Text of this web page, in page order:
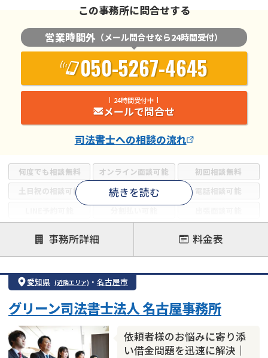
何度でも相談無料 オンライン面談可能
初回相談無料
土日祝の相談可能
19時以降電話可能
電話相談可能
借金返済相談・交渉
自己破産
任意整理
個人再生
時効援用
会社破産・法人破産
住宅ローン
消費者金融・サラ金
カードローン
闇金 奨学金
続きを読む
この事務所に問合せする
営業時間外 （メール問合せなら24時間受付）
050-5267-4645
24時間受付中
メールで問合せ
司法書士への相談の流れ
事務所詳細 料金表
愛知県 (近隣エリア) ・ 名古屋市
依頼者様のお悩みに寄り添
い借金問題を迅速に解決｜
グリーン司法書士法人 名古屋事務所